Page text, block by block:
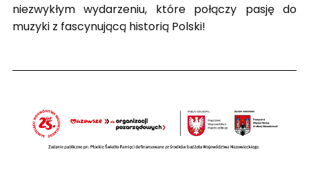
niezwykłym wydarzeniu, które połączy pasję do
muzyki z fascynującą historią Polski!